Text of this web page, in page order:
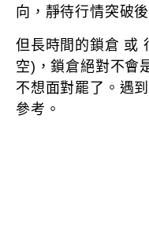
向，靜待行情突破
但長時間的鎖倉 或
空)，鎖倉絕對不會
不想面對罷了。遇
參考。